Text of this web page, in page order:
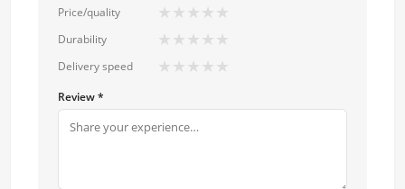
Price/quality
★ ★ ★ ★ ★
Durability ★ ★ ★ ★ ★
Delivery speed ★ ★ ★ ★ ★
Review *